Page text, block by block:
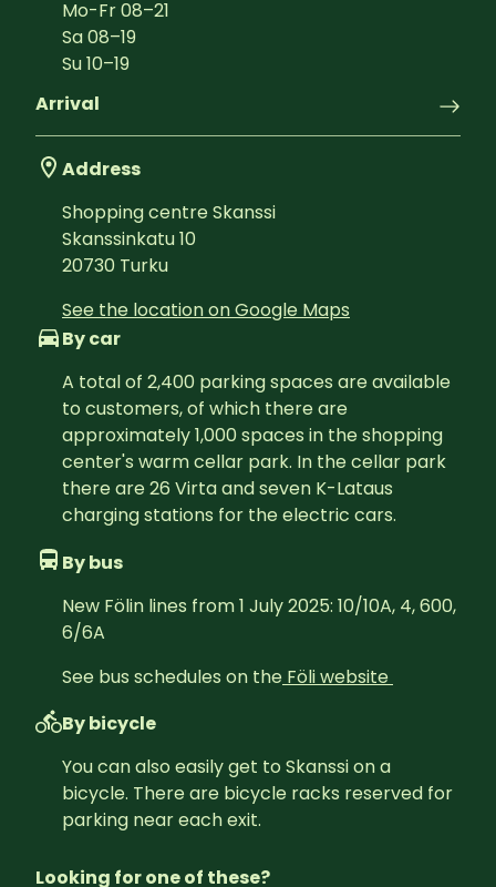
Mo-Fr08–21
Sa08–19
Su10–19
Arrival
Address
Shopping centre Skanssi
Skanssinkatu 10
20730 Turku
See the location on Google Maps
By car
A total of 2,400 parking spaces are available
to customers, of which there are
approximately 1,000 spaces in the shopping
center's warm cellar park. In the cellar park
there are 26 Virta and seven K-Lataus
charging stations for the electric cars.
By bus
New Fölin lines from 1 July 2025: 10/10A, 4, 600,
6/6A
See bus schedules on the Föli website
By bicycle
You can also easily get to Skanssi on a
bicycle. There are bicycle racks reserved for
parking near each exit.
Looking for one of these?